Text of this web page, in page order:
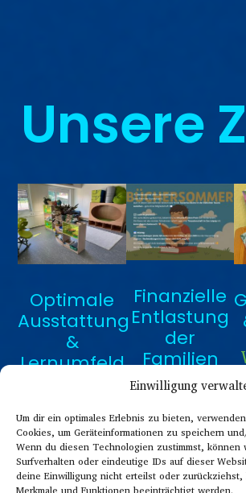
Einwilligung
Um dir ein optimales Erlebnis zu bieten,
Cookies, um Geräteinformationen zu speichern
Wenn du diesen Technologien zustimmst, können
Surfverhalten oder eindeutige IDs auf dieser
deine Einwilligung nicht erteilst oder zurückziehst,
Unsere
Optimale
Ausstattung
&
Lernumfeld
investieren
in Material
und
Finanzielle
Entlastung
der
Familien
Wir sorgen
dafür, dass
alle
Schülerinnen